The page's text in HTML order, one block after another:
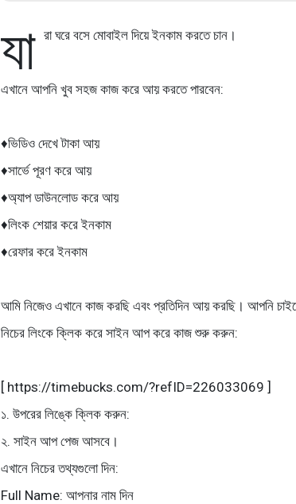
যা রা ঘরে বসে মোবাইল দিয়ে ইনকাম করতে চান।
এখানে আপনি খুব সহজ কাজ করে আয় করতে পারবেন:
♦️ভিডিও দেখে টাকা আয়
♦️সার্ভে পূরণ করে আয়
♦️অ্যাপ ডাউনলোড করে আয়
♦️লিংক শেয়ার করে ইনকাম
♦️রেফার করে ইনকাম
আমি নিজেও এখানে কাজ করছি এবং প্রতিদিন আয় করছি। আপনি
নিচের লিংকে ক্লিক করে সাইন আপ করে কাজ শুরু করুন:
[ https://timebucks.com/?refID=226033069 ]
১. উপরের লিঙ্কে ক্লিক করুন:
২. সাইন আপ পেজ আসবে।
এখানে নিচের তথ্যগুলো দিন:
Full Name: আপনার নাম দিন